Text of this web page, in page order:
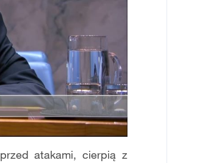
atakami, cierpią z